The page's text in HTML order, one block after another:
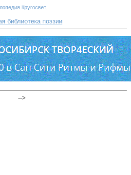
Кругосвет.
библиотека поэзии
-->